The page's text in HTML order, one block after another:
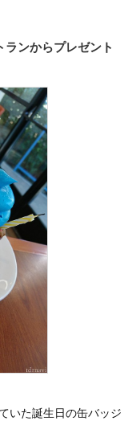
ンからプレゼント
いた誕生日の缶バッジ